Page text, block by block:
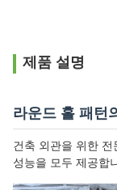
제품 설명
라운드 홀 패턴
건축 외관을 위한
성능을 모두 제공합